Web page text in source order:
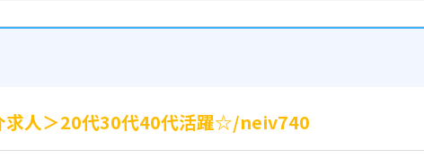
求人＞20代30代40代活躍☆/neiv740